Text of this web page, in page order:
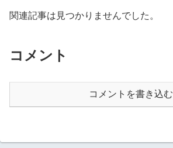
関連記事は見つかりませんでした。
コメント
コメントを書き込む